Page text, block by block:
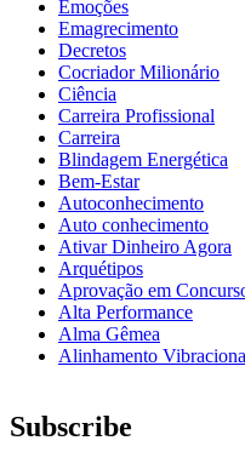
Emoções
Emagrecimento
Decretos
Cocriador Milionário
Ciência
Carreira Profissional
Carreira
Blindagem Energética
Bem-Estar
Autoconhecimento
Auto conhecimento
Ativar Dinheiro Agora
Arquétipos
Aprovação em
Alta Performance
Alma Gêmea
Alinhamento
Subscribe